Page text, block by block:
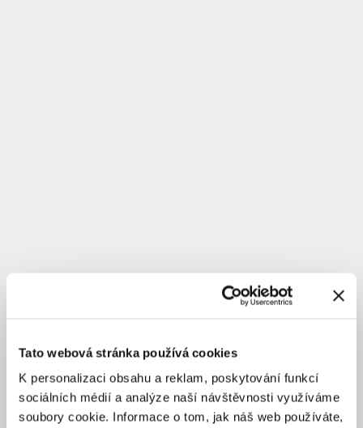
Tato webová stránka používá cookies
K personalizaci obsahu a reklam, poskytování funkcí
sociálních médií a analýze naší návštěvnosti využíváme
soubory cookie. Informace o tom, jak náš web používáte,